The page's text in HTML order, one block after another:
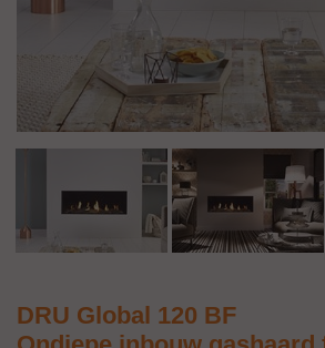
DRU Global 120 BF